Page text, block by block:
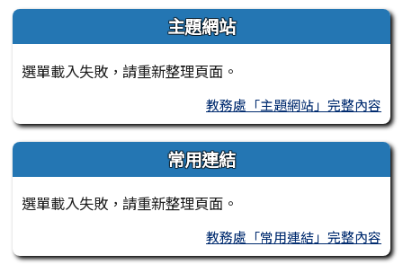
主題網站
選單載入失敗，請重新整理頁面。
教務處「主題網站」完整內容
常用連結
選單載入失敗，請重新整理頁面。
教務處「常用連結」完整內容